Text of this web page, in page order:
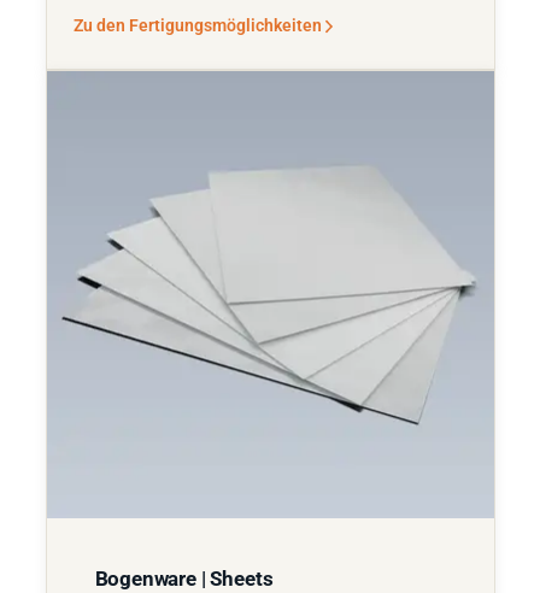
Zu den Fertigungsmöglichkeiten
Bogenware | Sheets